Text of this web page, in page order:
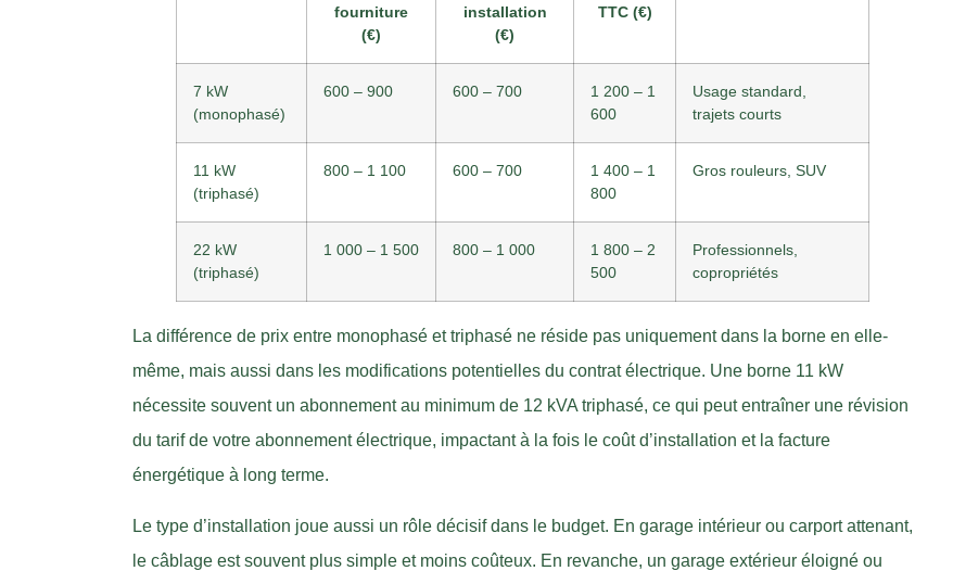
fourniture
(€)
installation
(€)
TTC (€)
7 kW
(monophasé)
600 – 900 600 – 700
1 200 – 1
600
Usage standard,
trajets courts
11 kW
(triphasé)
800 – 1 100 600 – 700
1 400 – 1
800
Gros rouleurs, SUV
22 kW
(triphasé)
1 000 – 1 500 800 – 1 000
1 800 – 2
500
Professionnels,
copropriétés
La différence de prix entre monophasé et triphasé ne réside pas uniquement dans la borne en elle-
même, mais aussi dans les modifications potentielles du contrat électrique. Une borne 11 kW
nécessite souvent un abonnement au minimum de 12 kVA triphasé, ce qui peut entraîner une révision
du tarif de votre abonnement électrique, impactant à la fois le coût d’installation et la facture
énergétique à long terme.
Le type d’installation joue aussi un rôle décisif dans le budget. En garage intérieur ou carport attenant,
le câblage est souvent plus simple et moins coûteux. En revanche, un garage extérieur éloigné ou